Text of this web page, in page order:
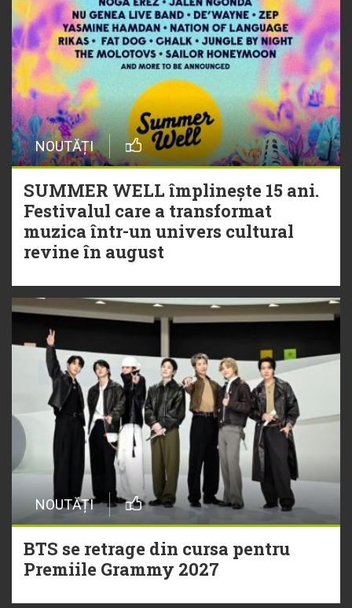
NOUTĂȚI
SUMMER WELL împlinește 15 ani.
Festivalul care a transformat
muzica într-un univers cultural
revine în august
NOUTĂȚI
BTS se retrage din cursa pentru
Premiile Grammy 2027